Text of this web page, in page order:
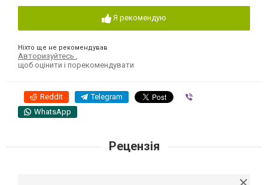
Я рекомендую
Ніхто ще не рекомендував
Авторизуйтесь
щоб оцінити і порекомендувати
Reddit Telegram
WhatsApp
Рецензія